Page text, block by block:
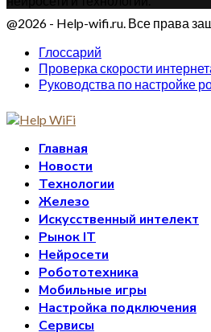
@2026 - Help-wifi.ru. Все права
Глоссарий
Проверка скорости
Руководства по настройке
Главная
Новости
Технологии
Железо
Искусственный интелект
Рынок IT
Нейросети
Робототехника
Мобильные игры
Настройка подключения
Сервисы